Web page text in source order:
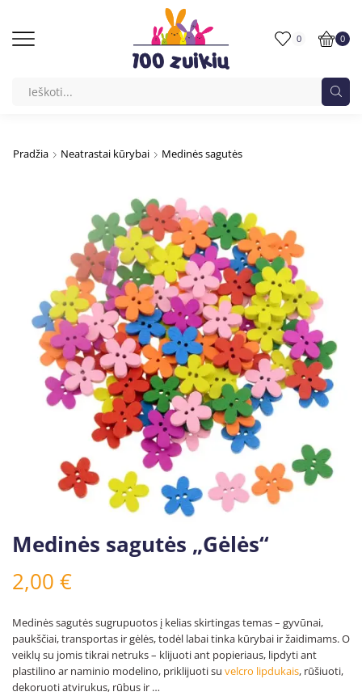
0 0
Pradžia Neatrastai kūrybai Medinės sagutės
Medinės sagutės „Gėlės“
2,00 €
Medinės sagutės sugrupuotos į kelias skirtingas temas – gyvūnai,
paukščiai, transportas ir gėlės, todėl labai tinka kūrybai ir žaidimams. O
veiklų su jomis tikrai netruks – klijuoti ant popieriaus, lipdyti ant
plastilino ar naminio modelino, priklijuoti su velcro lipdukais, rūšiuoti,
dekoruoti atvirukus, rūbus ir …